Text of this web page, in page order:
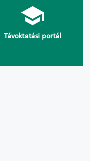
Távoktatási portál